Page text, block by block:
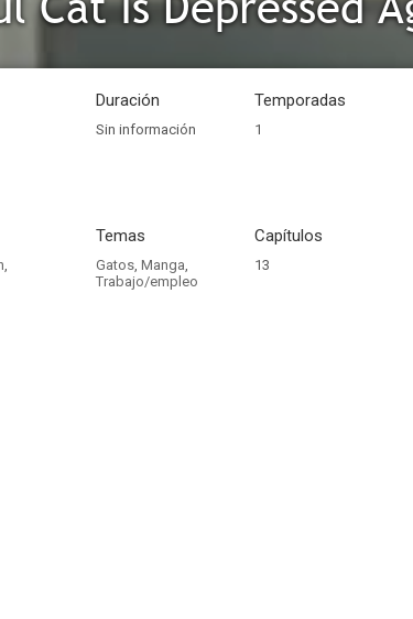
Duración
Sin información
Temporadas
1
,
Temas
Gatos, Manga,
Trabajo/empleo
Capítulos
13